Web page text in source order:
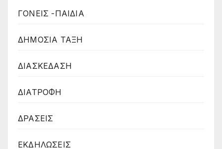
ΓΟΝΕΙΣ -ΠΑΙΔΙΑ
ΔΗΜΟΣΙΑ ΤΑΞΗ
ΔΙΑΣΚΕΔΑΣΗ
ΔΙΑΤΡΟΦΗ
ΔΡΑΣΕΙΣ
ΕΚΔΗΛΩΣΕΙΣ